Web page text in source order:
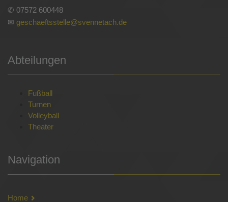
✆ 07572 600448
✉ geschaeftsstelle@svennetach.de
Abteilungen
Fußball
Turnen
Volleyball
Theater
Navigation
Home